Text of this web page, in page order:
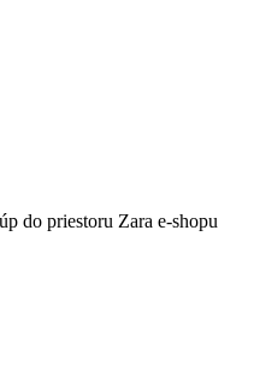
do priestoru Zara e-shopu